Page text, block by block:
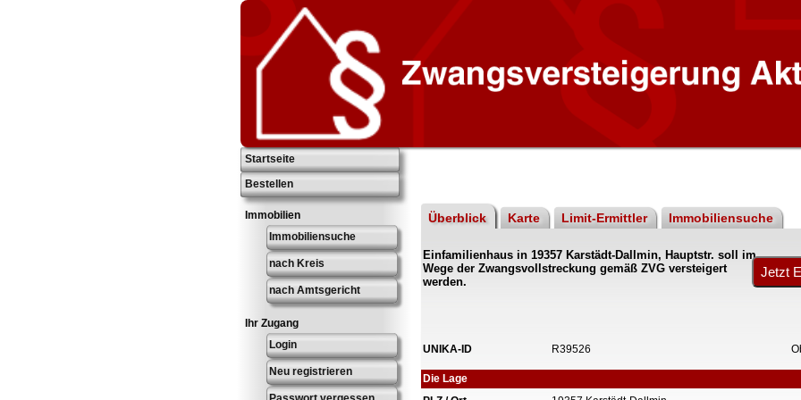
Startseite
Bestellen
Immobilien
Immobiliensuche
nach Kreis
nach Amtsgericht
Ihr Zugang
Login
Neu registrieren
Überblick Karte Limit-Ermittler Immobiliensuche
Einfamilienhaus in 19357 Karstädt-Dallmin, Hauptstr. soll im
Wege der Zwangsvollstreckung gemäß ZVG versteigert
werden.
UNIKA-ID R39526
Die Lage